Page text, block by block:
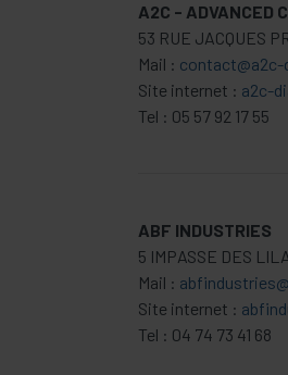
A2C - ADVANCED
53 RUE JACQUES
Mail :
Site internet : a2c-
Tel : 05 57 92 17 55
ABF INDUSTRIES
5 IMPASSE DES
Mail :
Site internet :
Tel : 04 74 73 41 68